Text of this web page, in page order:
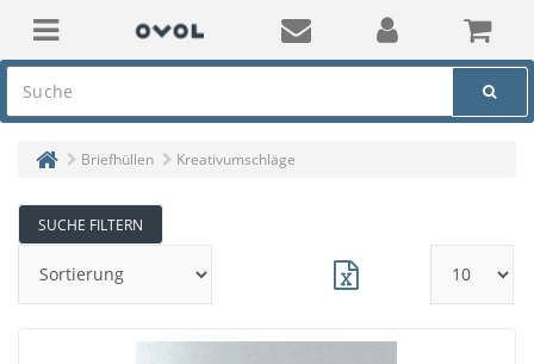
Briefhüllen Kreativumschläge
SUCHE FILTERN